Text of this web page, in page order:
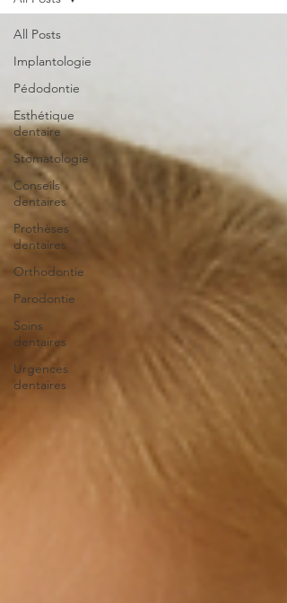
All Posts
Implantologie
Pédodontie
Esthétique
dentaire
Stomatologie
Conseils
dentaires
Prothèses
dentaires
Orthodontie
Parodontie
Soins
dentaires
Urgences
dentaires